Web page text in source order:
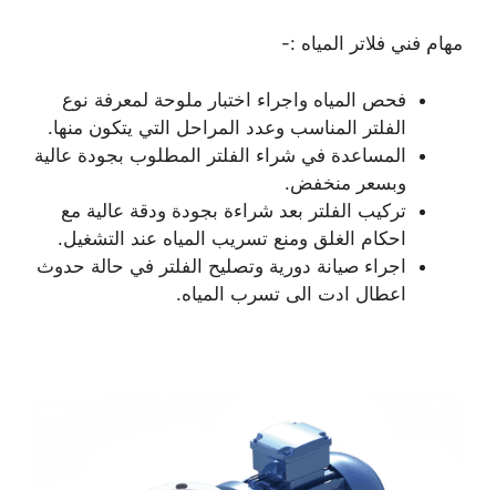
مهام فني فلاتر المياه :-
فحص المياه واجراء اختبار ملوحة لمعرفة نوع
الفلتر المناسب وعدد المراحل التي يتكون منها.
المساعدة في شراء الفلتر المطلوب بجودة عالية
وبسعر منخفض.
تركيب الفلتر بعد شراءة بجودة ودقة عالية مع
احكام الغلق ومنع تسريب المياه عند التشغيل.
اجراء صيانة دورية وتصليح الفلتر في حالة حدوث
اعطال ادت الى تسرب المياه.